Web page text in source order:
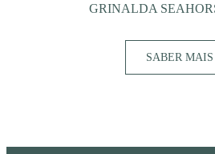
GRINALDA
SABER MAIS